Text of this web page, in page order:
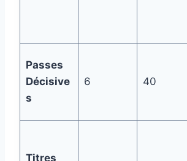
Passes
Décisive
s
6 40
Titres